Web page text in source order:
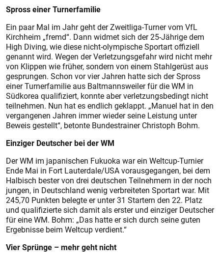
Spross einer Turnerfamilie
Ein paar Mal im Jahr geht der Zweitliga-Turner vom VfL
Kirchheim „fremd“. Dann widmet sich der 25-Jährige dem
High Diving, wie diese nicht-olympische Sportart offiziell
genannt wird. Wegen der Verletzungsgefahr wird nicht mehr
von Klippen wie früher, sondern von einem Stahlgerüst aus
gesprungen. Schon vor vier Jahren hatte sich der Spross
einer Turnerfamilie aus Baltmannsweiler für die WM in
Südkorea qualifiziert, konnte aber verletzungsbedingt nicht
teilnehmen. Nun hat es endlich geklappt. „Manuel hat in den
vergangenen Jahren immer wieder seine Leistung unter
Beweis gestellt“, betonte Bundestrainer Christoph Bohm.
Einziger Deutscher bei der WM
Der WM im japanischen Fukuoka war ein Weltcup-Turnier
Ende Mai in Fort Lauterdale/USA vorausgegangen, bei dem
Halbisch bester von drei deutschen Teilnehmern in der noch
jungen, in Deutschland wenig verbreiteten Sportart war. Mit
245,70 Punkten belegte er unter 31 Startern den 22. Platz
und qualifizierte sich damit als erster und einziger Deutscher
für eine WM. Bohm: „Das hatte er sich durch seine guten
Ergebnisse beim Weltcup verdient.“
Vier Sprünge – mehr geht nicht